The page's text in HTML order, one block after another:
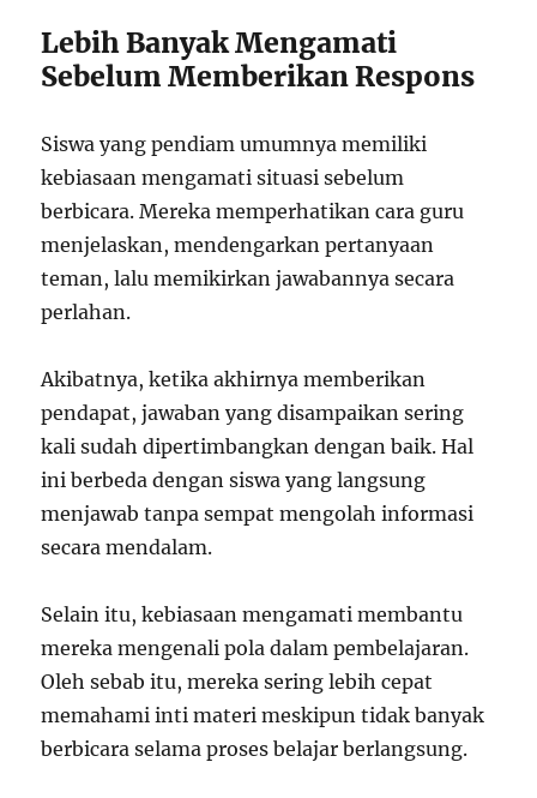
Lebih Banyak Mengamati
Sebelum Memberikan Respons
Siswa yang pendiam umumnya memiliki
kebiasaan mengamati situasi sebelum
berbicara. Mereka memperhatikan cara guru
menjelaskan, mendengarkan pertanyaan
teman, lalu memikirkan jawabannya secara
perlahan.
Akibatnya, ketika akhirnya memberikan
pendapat, jawaban yang disampaikan sering
kali sudah dipertimbangkan dengan baik. Hal
ini berbeda dengan siswa yang langsung
menjawab tanpa sempat mengolah informasi
secara mendalam.
Selain itu, kebiasaan mengamati membantu
mereka mengenali pola dalam pembelajaran.
Oleh sebab itu, mereka sering lebih cepat
memahami inti materi meskipun tidak banyak
berbicara selama proses belajar berlangsung.